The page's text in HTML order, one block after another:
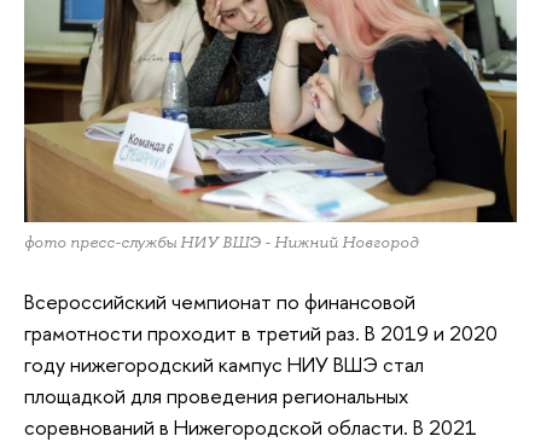
фото пресс-службы НИУ ВШЭ - Нижний Новгород
Всероссийский чемпионат по финансовой
грамотности проходит в третий раз. В 2019 и 2020
году нижегородский кампус НИУ ВШЭ стал
площадкой для проведения региональных
соревнований в Нижегородской области. В 2021